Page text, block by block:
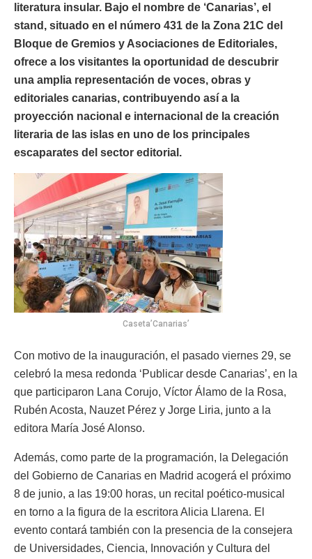
literatura insular. Bajo el nombre de ‘Canarias’, el
stand, situado en el número 431 de la Zona 21C del
Bloque de Gremios y Asociaciones de Editoriales,
ofrece a los visitantes la oportunidad de descubrir
una amplia representación de voces, obras y
editoriales canarias, contribuyendo así a la
proyección nacional e internacional de la creación
literaria de las islas en uno de los principales
escaparates del sector editorial.
Caseta’Canarias’
Con motivo de la inauguración, el pasado viernes 29, se
celebró la mesa redonda ‘Publicar desde Canarias’, en la
que participaron Lana Corujo, Víctor Álamo de la Rosa,
Rubén Acosta, Nauzet Pérez y Jorge Liria, junto a la
editora María José Alonso.
Además, como parte de la programación, la Delegación
del Gobierno de Canarias en Madrid acogerá el próximo
8 de junio, a las 19:00 horas, un recital poético-musical
en torno a la figura de la escritora Alicia Llarena. El
evento contará también con la presencia de la consejera
de Universidades, Ciencia, Innovación y Cultura del